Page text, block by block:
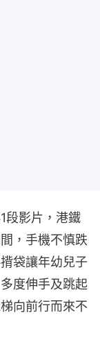
段影片，港鐵
，手機不慎跌
袋讓年幼兒子
度伸手及跳起
向前行而來不